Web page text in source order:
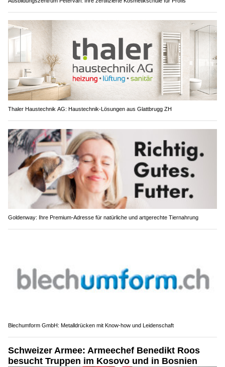
Thaler Haustechnik AG: Haustechnik-Lösungen aus Glattbrugg ZH
Goldenway: Ihre Premium-Adresse für natürliche und artgerechte Tiernahrung
Blechumform GmbH: Metalldrücken mit Know-how und Leidenschaft
Schweizer Armee: Armeechef Benedikt Roos
besucht Truppen im Kosovo und in Bosnien